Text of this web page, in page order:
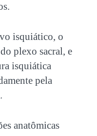
isquiático, o
plexo sacral, e
isquiática
pela
anatômicas